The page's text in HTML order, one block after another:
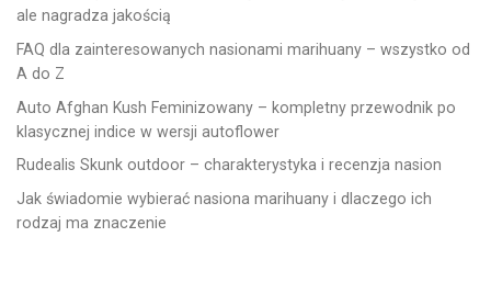
ale nagradza jakością
FAQ dla zainteresowanych nasionami marihuany – wszystko od
A do Z
Auto Afghan Kush Feminizowany – kompletny przewodnik po
klasycznej indice w wersji autoflower
Rudealis Skunk outdoor – charakterystyka i recenzja nasion
Jak świadomie wybierać nasiona marihuany i dlaczego ich
rodzaj ma znaczenie